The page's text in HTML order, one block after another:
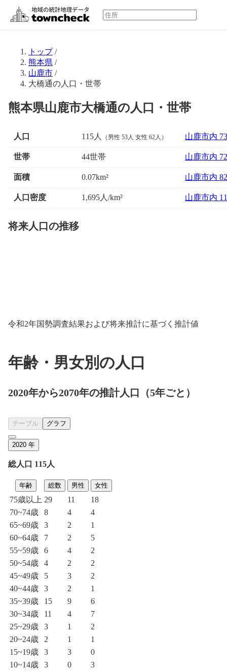
トップ/
熊本県 /
山鹿市 /
大橋通の人口・世帯
熊本県山鹿市大橋通の人口・世帯
人口 115人 （男性 53人 女性 62人） 山鹿市内
世帯 44世帯 山鹿市内
面積 0.07km² 山鹿市内
人口密度 1,695人/km² 山鹿市内
将来人口の推移
令和2年国勢調査結果および将来推計に基づく推計値
年齢・男女別の人口
2020年から2070年の推計人口（5年ごと）
テーブル グラフ
2020 年
総人口 115人
年齢 総数 男性 女性
75歳以上 29 11
18
70~74歳
8 4
4
65~69歳
3 2
1
60~64歳
7 2
5
55~59歳
6 4
2
50~54歳
4 2
2
45~49歳
5 3
2
40~44歳
3 2
1
35~39歳
15 9
6
30~34歳
11 4
7
25~29歳
3 1
2
20~24歳
2 1
1
15~19歳
3 3
0
10~14歳
3 0
3